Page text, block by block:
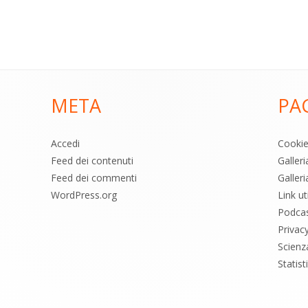
META
Accedi
Feed dei contenuti
Feed dei commenti
WordPress.org
Link